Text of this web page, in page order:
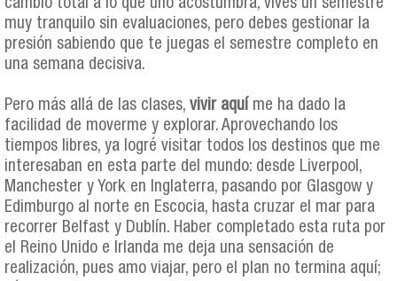
cambio total a lo que uno acostumbra, vives un semestre
muy tranquilo sin evaluaciones, pero debes gestionar la
presión sabiendo que te juegas el semestre completo en
una semana decisiva.
Pero más allá de las clases, vivir aquí me ha dado la
facilidad de moverme y explorar. Aprovechando los
tiempos libres, ya logré visitar todos los destinos que me
interesaban en esta parte del mundo: desde Liverpool,
Manchester y York en Inglaterra, pasando por Glasgow y
Edimburgo al norte en Escocia, hasta cruzar el mar para
recorrer Belfast y Dublín. Haber completado esta ruta por
el Reino Unido e Irlanda me deja una sensación de
realización, pues amo viajar, pero el plan no termina aquí;